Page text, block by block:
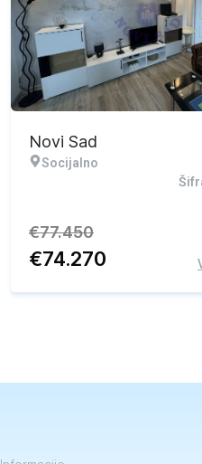
Ekskluzivna ponuda
Novi Sad
Socijalno
€77.450
€74.270